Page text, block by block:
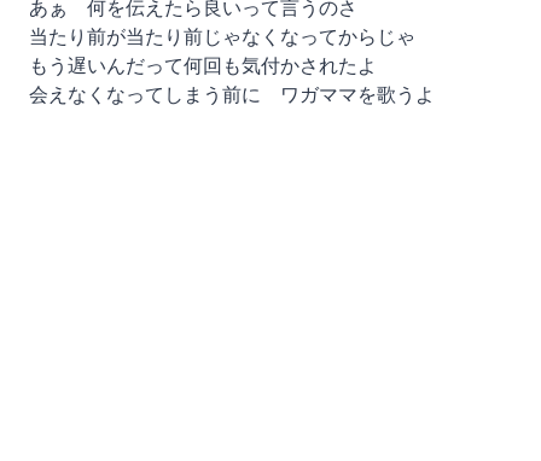
あぁ 何を伝えたら良いって言うのさ
当たり前が当たり前じゃなくなってからじゃ
もう遅いんだって何回も気付かされたよ
会えなくなってしまう前に ワガママを歌うよ